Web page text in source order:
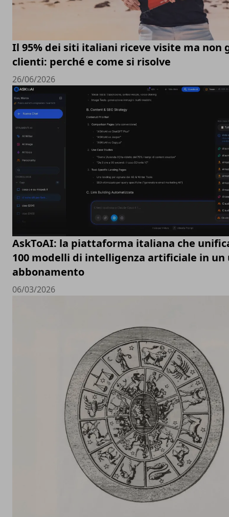
Il 95% dei siti italiani riceve visite ma non
clienti: perché e come si risolve
26/06/2026
AskToAI: la piattaforma italiana che
100 modelli di intelligenza artificiale in un
abbonamento
06/03/2026